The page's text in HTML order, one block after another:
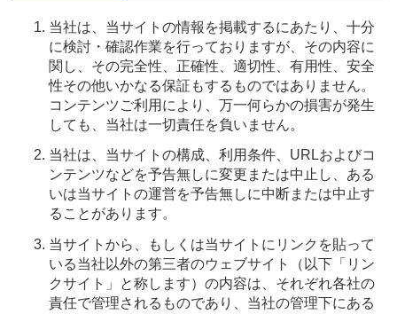
当社は、当サイトの情報を掲載するにあたり、十分
に検討・確認作業を行っておりますが、その内容に
関し、その完全性、正確性、適切性、有用性、安全
性その他いかなる保証もするものではありません。
コンテンツご利用により、万一何らかの損害が発生
しても、当社は一切責任を負いません。
当社は、当サイトの構成、利用条件、URLおよびコ
ンテンツなどを予告無しに変更または中止し、ある
いは当サイトの運営を予告無しに中断または中止す
ることがあります。
当サイトから、もしくは当サイトにリンクを貼って
いる当社以外の第三者のウェブサイト（以下「リン
クサイト」と称します）の内容は、それぞれ各社の
責任で管理されるものであり、当社の管理下にある